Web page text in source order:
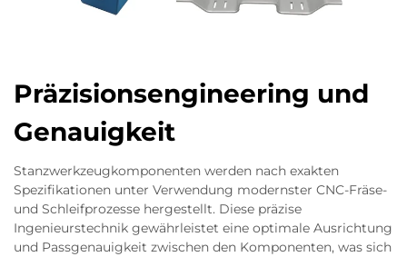
Präzisionsengineering und
Genauigkeit
Stanzwerkzeugkomponenten werden nach exakten
Spezifikationen unter Verwendung modernster CNC-Fräse-
und Schleifprozesse hergestellt. Diese präzise
Ingenieurstechnik gewährleistet eine optimale Ausrichtung
und Passgenauigkeit zwischen den Komponenten, was sich